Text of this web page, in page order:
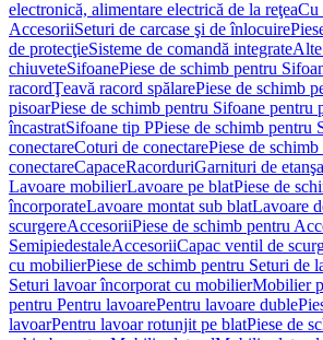
electronică, alimentare electrică de la reţeaCu
AccesoriiSeturi de carcase şi de înlocuire
de protecţieSisteme de comandă integrate
chiuveteSifoanePiese de schimb pentru
racordŢeavă racord spălarePiese de schimb
pisoarPiese de schimb pentru Sifoane pentru
încastratSifoane tip PPiese de schimb pentru
conectareCoturi de conectarePiese de
conectareCapaceRacorduriGarnituri de
Lavoare mobilierLavoare pe blatPiese de
încorporateLavoare montat sub blatLavoare
scurgereAccesoriiPiese de schimb pentru
SemipiedestaleAccesoriiCapac ventil de
cu mobilierPiese de schimb pentru Seturi de
Seturi lavoar încorporat cu mobilierMobilier
pentru Pentru lavoarePentru lavoare duble
lavoarPentru lavoar rotunjit pe blatPiese de